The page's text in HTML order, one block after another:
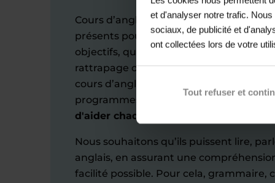
et d'analyser notre trafic.
sociaux, de publicité et
ont collectées lors de votre
Tout refuser et
Cours d’anglais à Villers-Cotterêts :
présents pour accompagner chaque
objectifs, qu'il s'agisse de mettre en
rattrapage ou de remise à niveau. Au
cours d’anglais au niveau des élèves en
programmes de l’Éducation nationale.
d'aider chaque élève à obtenir le
Nous souhaitons qu’ils puissent lire,
anglais, en assurant une
facilité possible. Pour cela, grammaire,